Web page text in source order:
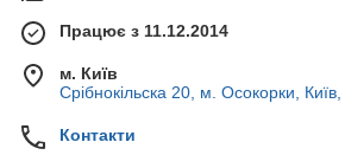
Працює з 11.12.2014
м. Київ
Срібнокільска 20, м. Осокорки, Київ,
Контакти